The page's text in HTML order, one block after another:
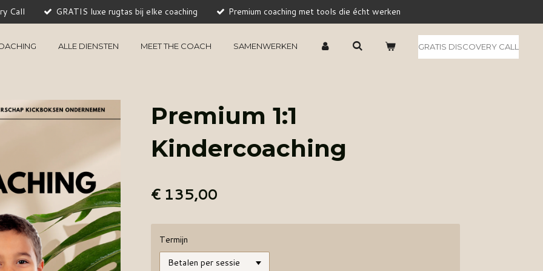
Call GRATIS luxe rugtas bij elke coaching Premium coaching met tools die écht werken
ALLE DIENSTEN MEET THE COACH SAMENWERKEN GRATIS DISCOVERY CALL
Premium 1:1
Kindercoaching
€ 135,00
Termijn